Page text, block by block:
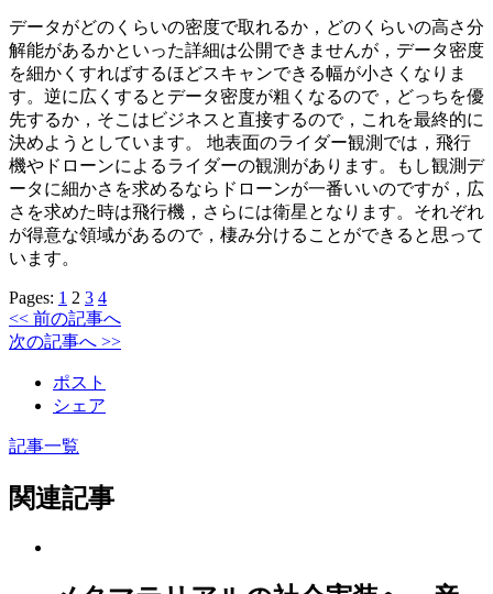
データがどのくらいの密度で取れるか，どのくらいの高さ分
解能があるかといった詳細は公開できませんが，データ密度
を細かくすればするほどスキャンできる幅が小さくなりま
す。逆に広くするとデータ密度が粗くなるので，どっちを優
先するか，そこはビジネスと直接するので，これを最終的に
決めようとしています。 地表面のライダー観測では，飛行
機やドローンによるライダーの観測があります。もし観測デ
ータに細かさを求めるならドローンが一番いいのですが，広
さを求めた時は飛行機，さらには衛星となります。それぞれ
が得意な領域があるので，棲み分けることができると思って
います。
Pages: 1 2 3 4
<< 前の記事へ
次の記事へ >>
ポスト
シェア
記事一覧
関連記事